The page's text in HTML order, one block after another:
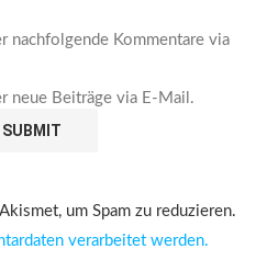
nachfolgende Kommentare via
neue Beiträge via E-Mail.
um Spam zu reduzieren.
verarbeitet werden.